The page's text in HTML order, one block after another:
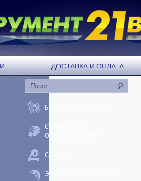
ДОСТАВКА И ОПЛАТА
БЕНЗОИНСТРУМЕНТ
СВАРОЧНОЕ
ОБОРУДОВАНИЕ
СТАНКИ
ЭЛЕКТРОИНСТРУМЕНТ